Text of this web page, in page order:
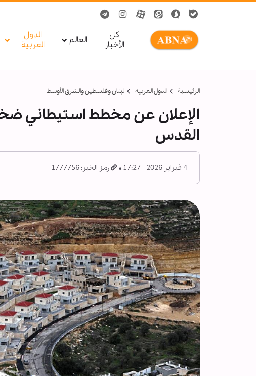
کل
الأخبار
العالم
الدول
العربیة
الرئيسية الدول العربیه لبنان وفلسطين والشرق الأوسط
الإعلان عن مخطط استيطاني
القدس
4 فبراير 2026 - 17:27 رمز الخبر: 1777756